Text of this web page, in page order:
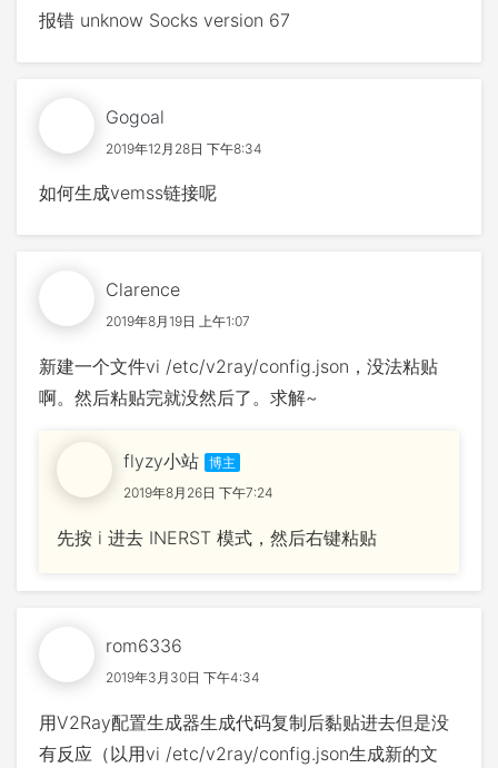
报错 unknow Socks version 67
Gogoal
2019年12月28日 下午8:34
如何生成vemss链接呢
Clarence
2019年8月19日 上午1:07
新建一个文件vi /etc/v2ray/config.json，没法粘贴
啊。然后粘贴完就没然后了。求解~
flyzy小站
2019年8月26日 下午7:24
先按 i 进去 INERST 模式，然后右键粘贴
rom6336
2019年3月30日 下午4:34
用V2Ray配置生成器生成代码复制后黏贴进去但是没
有反应（以用vi /etc/v2ray/config.json生成新的文